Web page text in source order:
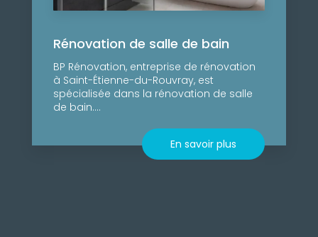
Rénovation de salle de bain
BP Rénovation, entreprise de rénovation
à Saint-Étienne-du-Rouvray, est
spécialisée dans la rénovation de salle
de bain....
En savoir plus